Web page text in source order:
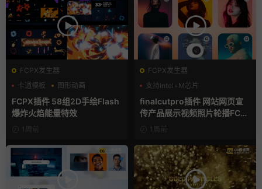
FCPX发生器
卡通模板
图形动画
手绘风
FCPX插件 58组2D手绘Flash
爆炸火焰能量特效
1周前
FCPX发生器
支持Intel+M芯片
finalcutpro插件 网站网页宣
传产品展示视频照片轮播FCP
X插件1周前